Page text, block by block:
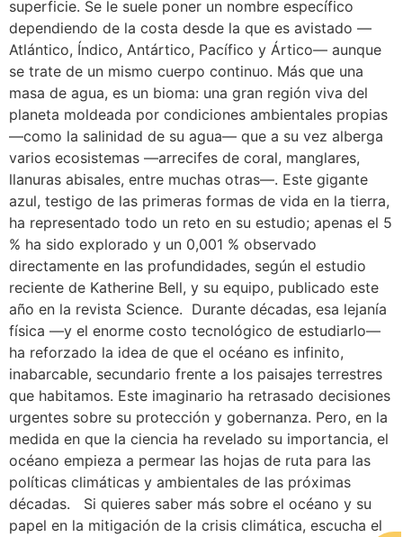
superficie. Se le suele poner un nombre específico
dependiendo de la costa desde la que es avistado —
Atlántico, Índico, Antártico, Pacífico y Ártico— aunque
se trate de un mismo cuerpo continuo. Más que una
masa de agua, es un bioma: una gran región viva del
planeta moldeada por condiciones ambientales propias
—como la salinidad de su agua— que a su vez alberga
varios ecosistemas —arrecifes de coral, manglares,
llanuras abisales, entre muchas otras—. Este gigante
azul, testigo de las primeras formas de vida en la tierra,
ha representado todo un reto en su estudio; apenas el 5
% ha sido explorado y un 0,001 % observado
directamente en las profundidades, según el estudio
reciente de Katherine Bell, y su equipo, publicado este
año en la revista Science. Durante décadas, esa lejanía
física —y el enorme costo tecnológico de estudiarlo—
ha reforzado la idea de que el océano es infinito,
inabarcable, secundario frente a los paisajes terrestres
que habitamos. Este imaginario ha retrasado decisiones
urgentes sobre su protección y gobernanza. Pero, en la
medida en que la ciencia ha revelado su importancia, el
océano empieza a permear las hojas de ruta para las
políticas climáticas y ambientales de las próximas
décadas. Si quieres saber más sobre el océano y su
papel en la mitigación de la crisis climática, escucha el